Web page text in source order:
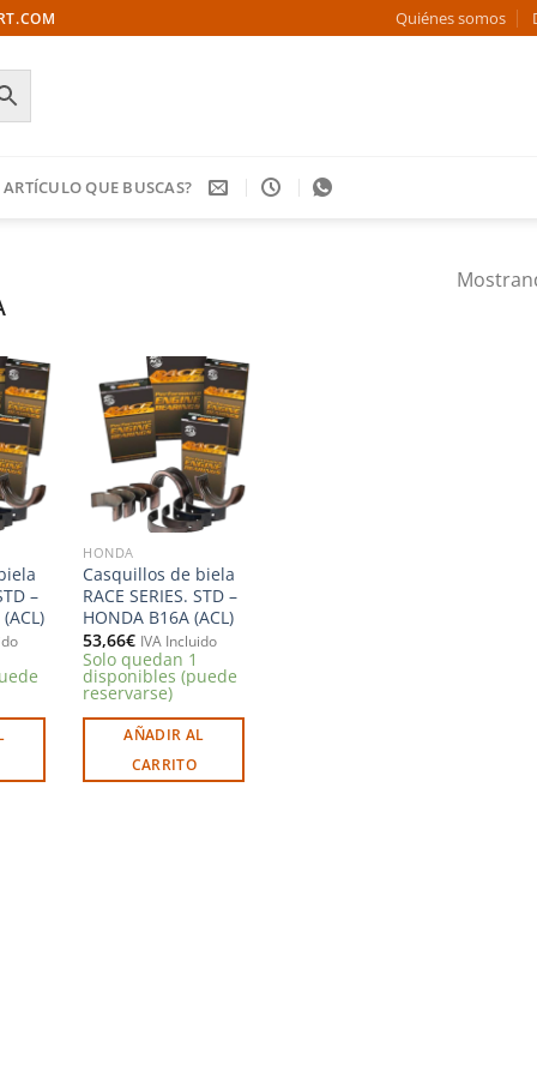
Quiénes somos
QUE BUSCAS?
de
–
Añadir
lista de
deseos
HONDA
Casquillos de biela
RACE SERIES. STD –
HONDA B16A (ACL)
53,66€ IVA Incluido
Solo quedan 1
disponibles (puede
reservarse)
AÑADIR AL
CARRITO